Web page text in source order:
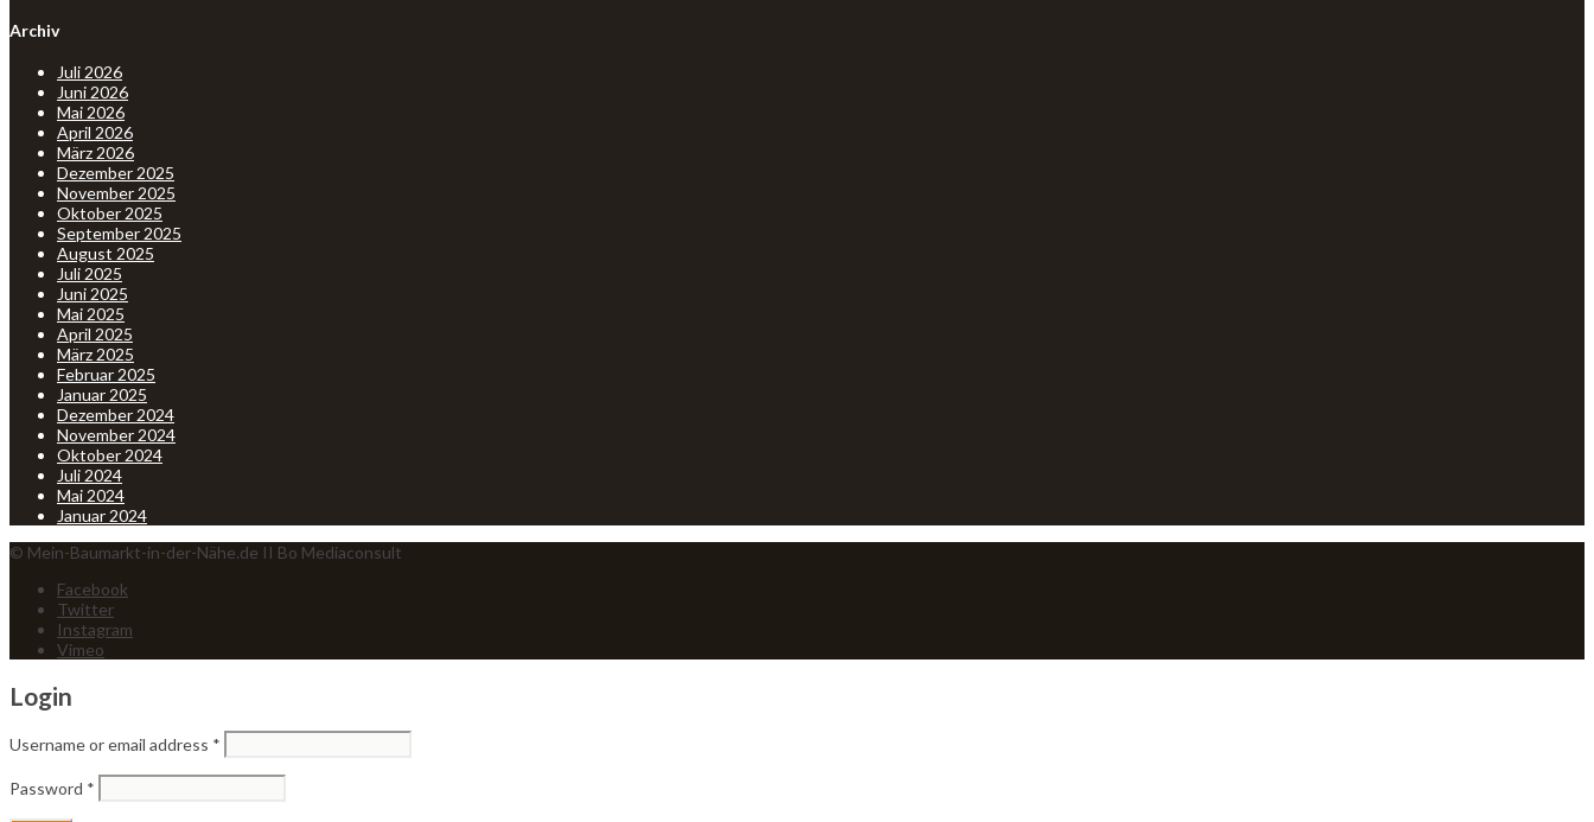
Archiv
Juli 2026
Juni 2026
Mai 2026
April 2026
März 2026
Dezember 2025
November 2025
Oktober 2025
September 2025
August 2025
Juli 2025
Juni 2025
Mai 2025
April 2025
März 2025
Februar 2025
Januar 2025
Dezember 2024
November 2024
Oktober 2024
Juli 2024
Mai 2024
Januar 2024
© Mein-Baumarkt-in-der-Nähe.de II Bo Mediaconsult
Facebook
Twitter
Instagram
Vimeo
Login
Username or email address *
Password *